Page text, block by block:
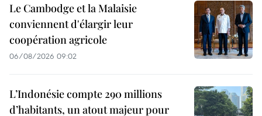
Le Cambodge et la Malaisie
conviennent d'élargir leur
coopération agricole
06/08/2026 09:02
L’Indonésie compte 290 millions
d’habitants, un atout majeur pour